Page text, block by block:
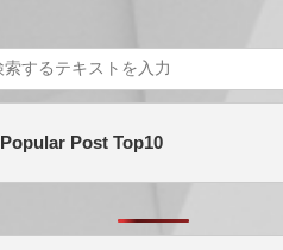
Popular Post Top10